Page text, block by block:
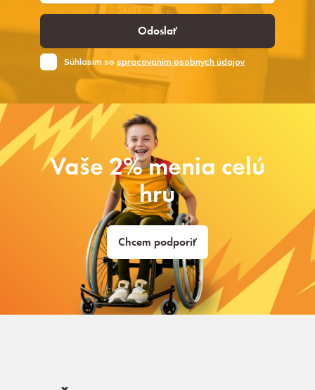
Odoslať
Súhlasim so spracovaním osobných údajov
Vaše 2% menia celú
hru
Chcem podporiť